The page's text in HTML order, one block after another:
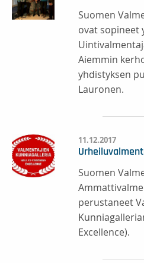
Suomen
ovat sopineet
Aiemmin
yhdistyksen
Lauronen.
11.12.2017
Suomen
perustaneet
Excellence).